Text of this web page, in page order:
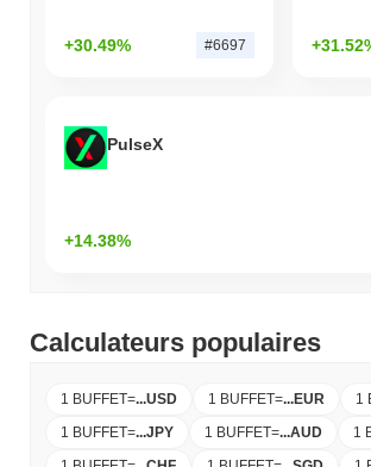
+30.49% #6697
PulseX
+14.38%
Calculateurs populaires
1 BUFFET=...USD 1 BUFFET=...EUR 1
1 BUFFET=...JPY 1 BUFFET=...AUD 1